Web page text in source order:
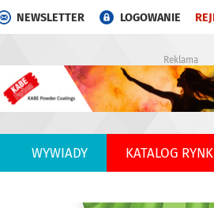
NEWSLETTER LOGOWANIE
Reklama
WYWIADY KATALOG